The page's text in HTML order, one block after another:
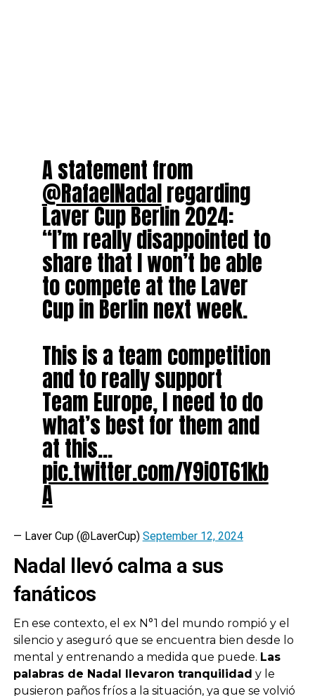
A statement from
@RafaelNadalregarding
Laver Cup Berlin 2024:
“I’m really disappointed to
share that I won’t be able
to compete at the Laver
Cup in Berlin next week.
This is a team competition
and to really support
Team Europe, I need to do
what’s best for them and
at this…
pic.twitter.com/Y9i0T61kb
A
— Laver Cup (@LaverCup) September 12, 2024
Nadal llevó calma a sus
fanáticos
En ese contexto, el ex N°1 del mundo rompió y el
silencio y aseguró que se encuentra bien desde lo
mental y entrenando a medida que puede. Las
palabras de Nadal llevaron tranquilidad y le
pusieron paños fríos a la situación, ya que se volvió